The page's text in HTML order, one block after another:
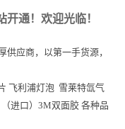
通！ 欢迎光临！
应商，以第一手货源，
飞利浦灯泡 雪莱特氙气
进口）3M双面胶 各种品